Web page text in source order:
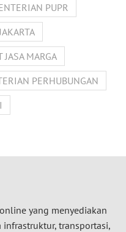
PUPR
JASA MARGA
PERHUBUNGAN
yang menyediakan
transportasi,